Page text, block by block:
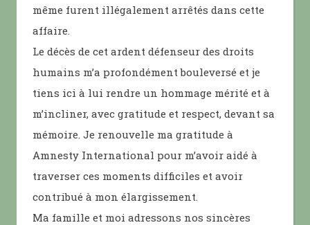
même furent illégalement arrêtés dans cette
affaire.
Le décès de cet ardent défenseur des droits
humains m’a profondément bouleversé et je
tiens ici à lui rendre un hommage mérité et à
m’incliner, avec gratitude et respect, devant sa
mémoire. Je renouvelle ma gratitude à
Amnesty International pour m’avoir aidé à
traverser ces moments difficiles et avoir
contribué à mon élargissement.
Ma famille et moi adressons nos sincères